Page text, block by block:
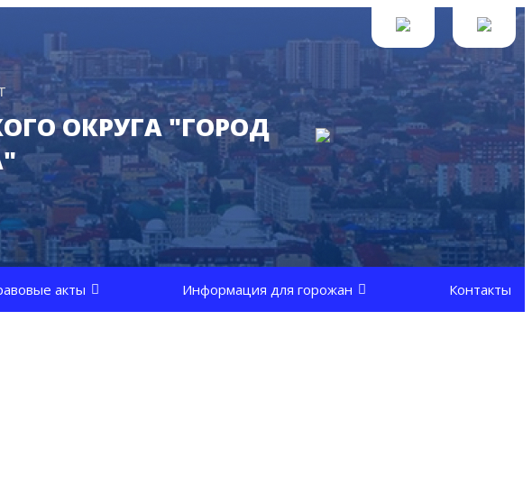
ОКРУГА "ГОРОД
акты Информация для горожан Контакты